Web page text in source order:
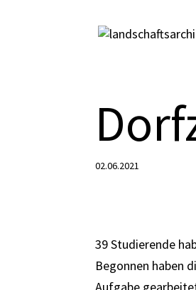
02.06.2021
39 Studierende
Begonnen haben